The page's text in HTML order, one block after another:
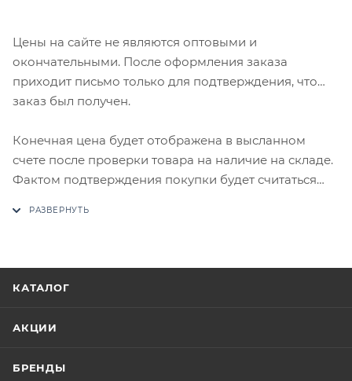
Цены на сайте не являются оптовыми и
окончательными. После оформления заказа
приходит письмо только для подтверждения, что
заказ был получен.
Конечная цена будет отображена в высланном
счете после проверки товара на наличие на складе.
Фактом подтверждения покупки будет считаться
КАТАЛОГ
АКЦИИ
БРЕНДЫ